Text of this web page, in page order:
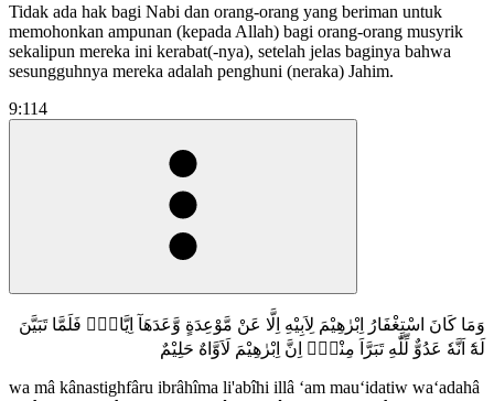
Tidak ada hak bagi Nabi dan orang-orang yang beriman untuk
memohonkan ampunan (kepada Allah) bagi orang-orang musyrik
sekalipun mereka ini kerabat(-nya), setelah jelas baginya bahwa
sesungguhnya mereka adalah penghuni (neraka) Jahim.
9:114
وَمَا كَانَ اسْتِغْفَارُ اِبْرٰهِيْمَ لِاَبِيْهِ اِلَّا عَنْ مَّوْعِدَةٍ وَّعَدَهَآ اِيَّاهُۚ فَلَمَّا تَبَيَّنَ
لَهٗٓ اَنَّهٗ عَدُوٌّ لِّلّٰهِ تَبَرَّاَ مِنْهُۗ اِنَّ اِبْرٰهِيْمَ لَاَوَّاهٌ حَلِيْمٌ
wa mâ kânastighfâru ibrâhîma li'abîhi illâ ‘am mau‘idatiw wa‘adahâ